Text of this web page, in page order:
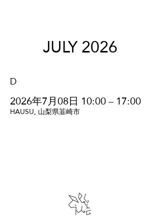
JULY 2026
D
2026年7月08日 10:00 – 17:00
HAUSU, 山梨県韮崎市